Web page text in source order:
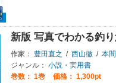
新版 写真でわかる釣
作家： 豊田直之 / 西山徹 / 本
ジャンル： 小説・実用書
巻数： 1巻
価格： 1,300pt